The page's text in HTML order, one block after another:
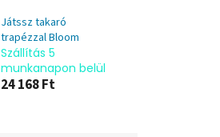
Játssz takaró
trapézzal Bloom
Szállítás 5
munkanapon belül
24 168 Ft